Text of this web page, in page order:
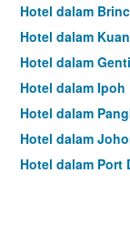
Hotel dalam
Hotel dalam
Hotel dalam
Hotel dalam Ipoh
Hotel dalam
Hotel dalam
Hotel dalam Port